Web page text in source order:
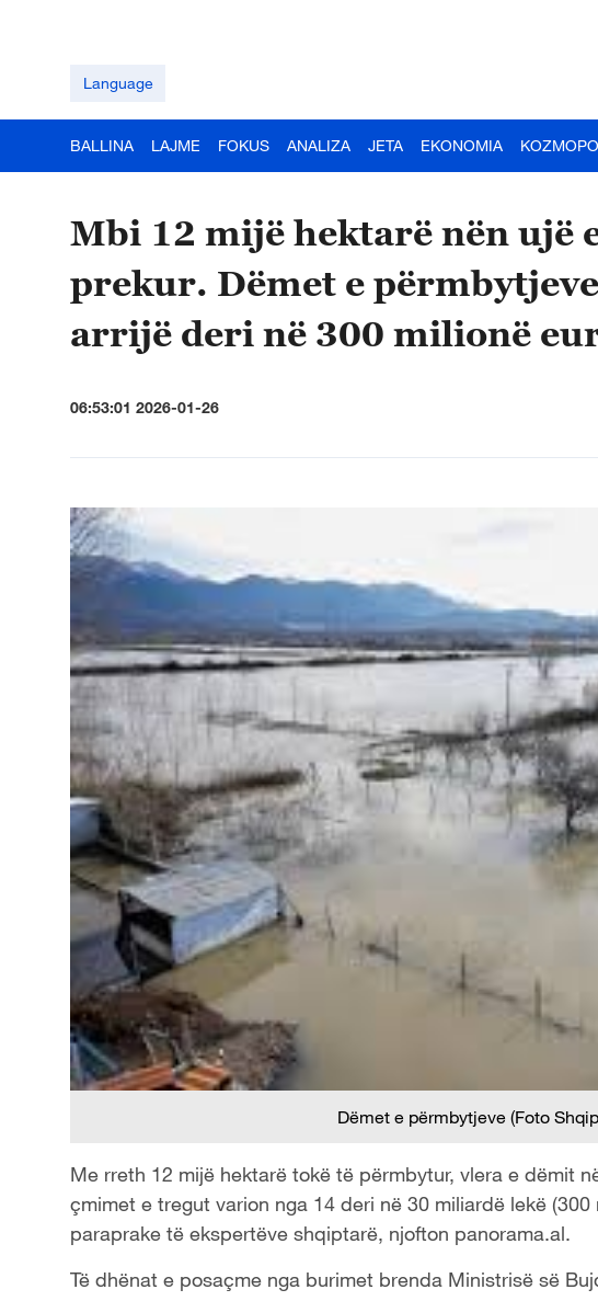
Language
BALLINA LAJME FOKUS ANALIZA JETA EKONOMIA
Mbi 12 mijë hektarë nën ujë
prekur. Dëmet e
arrijë deri në 300 milionë
06:53:01 2026-01-26
Dëmet e përmbytjeve (Foto
Me rreth 12 mijë hektarë tokë të përmbytur, vlera e dëmit
çmimet e tregut varion nga 14 deri në 30 miliardë lekë
paraprake të ekspertëve shqiptarë, njofton panorama.al.
Të dhënat e posaçme nga burimet brenda Ministrisë së